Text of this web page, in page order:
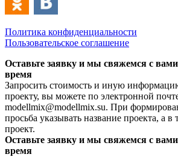
Политика конфиденциальности
Пользовательское соглашение
Оставьте заявку и мы свяжемся с
время
Запросить стоимость и иную
проекту, вы можете по электронной
modellmix@modellmix.su. При
просьба указывать название проекта, а в
проект.
Оставьте заявку и мы свяжемся с
время